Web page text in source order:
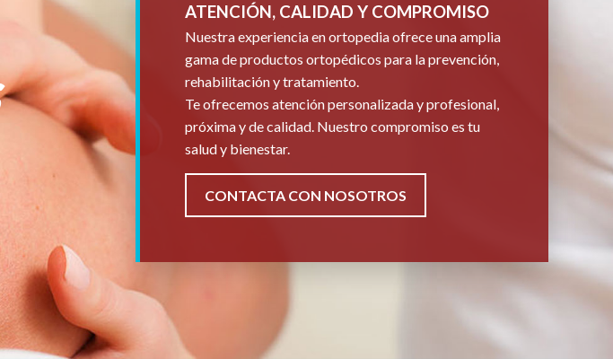
ATENCIÓN, CALIDAD Y COMPROMISO
Nuestra experiencia en ortopedia ofrece una amplia
gama de productos ortopédicos para la prevención,
rehabilitación y tratamiento.
Te ofrecemos atención personalizada y profesional,
próxima y de calidad. Nuestro compromiso es tu
salud y bienestar.
CONTACTA CON NOSOTROS